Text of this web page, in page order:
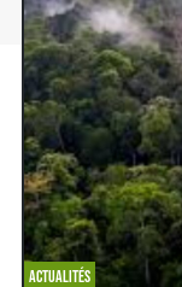
ACTUALITÉS